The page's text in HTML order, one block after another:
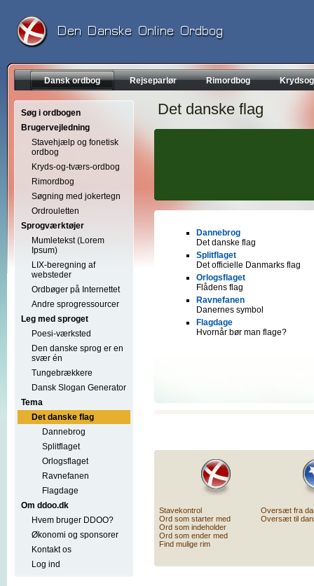
Dansk ordbog Rejseparlør Rimordbog
Søg i ordbogen
Brugervejledning
Stavehjælp og fonetisk
ordbog
Kryds-og-tværs-ordbog
Rimordbog
Søgning med jokertegn
Ordrouletten
Sprogværktøjer
Mumletekst (Lorem
Ipsum)
LIX-beregning af
websteder
Ordbøger på Internettet
Andre sprogressourcer
Leg med sproget
Poesi-værksted
Den danske sprog er en
svær én
Tungebrækkere
Dansk Slogan Generator
Tema
Det danske flag
Dannebrog
Splitflaget
Orlogsflaget
Ravnefanen
Flagdage
Om ddoo.dk
Hvem bruger DDOO?
Økonomi og sponsorer
Kontakt os
Log ind
Det danske flag
Dannebrog
Det danske flag
Splitflaget
Det officielle Danmarks flag
Orlogsflaget
Flådens flag
Ravnefanen
Danernes symbol
Flagdage
Hvornår bør man flage?
Stavekontrol
Ord som starter med
Ord som indeholder
Ord som ender med
Find mulige rim
Oversæt fra
Oversæt til